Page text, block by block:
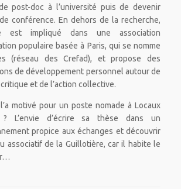
post-doc à l’université puis de devenir
conférence. En dehors de la recherche,
est impliqué dans une association
populaire basée à Paris, qui se nomme
(réseau des Crefad), et propose des
de développement personnel autour de
critique et de l’action collective.
motivé pour un poste nomade à Locaux
? L’envie d’écrire sa thèse dans un
propice aux échanges et découvrir
associatif de la Guillotière, car il habite le